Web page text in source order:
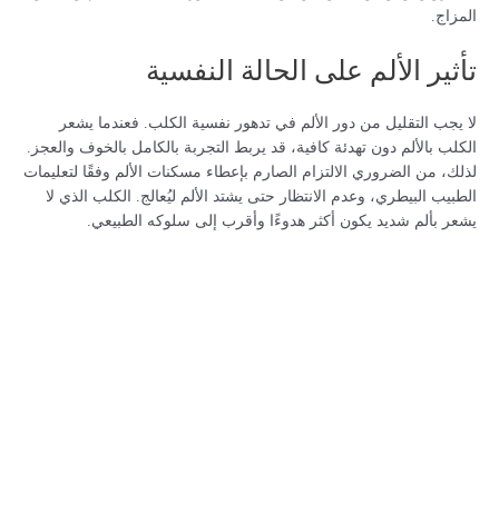
المزاج.
تأثير الألم على الحالة النفسية
لا يجب التقليل من دور الألم في تدهور نفسية الكلب. فعندما يشعر
الكلب بالألم دون تهدئة كافية، قد يربط التجربة بالكامل بالخوف والعجز.
لذلك، من الضروري الالتزام الصارم بإعطاء مسكنات الألم وفقًا لتعليمات
الطبيب البيطري، وعدم الانتظار حتى يشتد الألم ليُعالج. الكلب الذي لا
يشعر بألم شديد يكون أكثر هدوءًا وأقرب إلى سلوكه الطبيعي.